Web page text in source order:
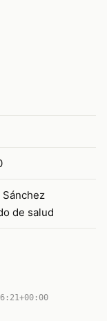
de salud